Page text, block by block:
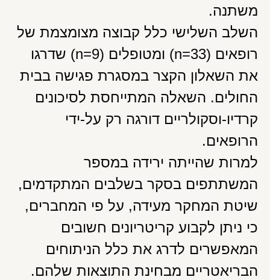
משתנה.
השלב השלישי כלל קבוצה מצומצמת של
רופאים (n=33) ומטופלים (n=9) שדרגו
את השאלון הקצר במסגרת פגישה בבית
החולים. השאלה המתייחסת לסיכונים
קרדיו-וסקולריים דורגה רק על-ידי
הרופאים.
למרות שהייתה ירידה במספר
המשתתפים בסקר בשלבים המתקדמים,
שיטת המחקר מעידה, על פי המחברים,
כי ניתן לקבוע קריטריונים חשובים
המאפשרים לדרג את כלל הניתוחים
הבריאטריים מבחינת התוצאות שלהם.